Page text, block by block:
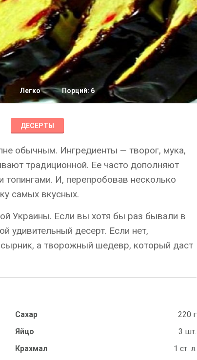
Легко Порций: 6
ДЕСЕРТЫ
обычным. Ингредиенты — творог, мука,
традиционной. Ее часто дополняют
И, перепробовав несколько
самых вкусных.
Украины. Если вы хотя бы раз бывали в
удивительный десерт. Если нет,
сырник, а творожный шедевр, который даст
Сахар
220 г
Яйцо
3 шт.
Крахмал
1 ст. л.